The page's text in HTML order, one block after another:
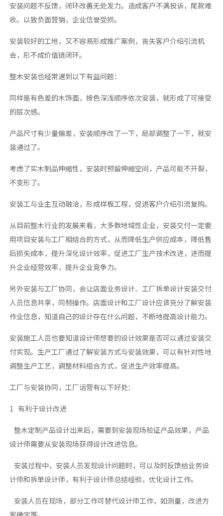
安装问题不反馈，闭环改善无处发力。造成客户不满投诉，尾款难
收。以致负面营销，企业信誉受损。
安装较好的工地，又不容易形成推广案例，丧失客户介绍引流机
会，形不成价值链闭环。
整木安装也经常遇到以下有益问题：
同样是有色差的木饰面，按色深浅顺序依次安装，就形成了可接受
的层次感。
产品尺寸有少量偏差，安装顺序改了一下，局部调整了一下，就安
装通过了。
考虑了实木制品伸缩性，安装时预留伸缩空间，产品可能不开裂，
不变形了。
安装工与业主互动融洽，形成样板工程，促进客户介绍引流复购。
从目前整木行业的发展来看，大多数地域性企业，安装交付一定要
用项目安装与工厂相结合的方式，从而降低生产供应成本，降低售
后损失成本，提升深化设计效率，促进工厂生产技术改进，进而提
升企业经营效率，提升企业竞争力。
另外安装与工厂协同，会让店面业务设计、工厂拆单设计安装交付
人员信息共享，同频操作。店面设计和工厂设计应该充分了解安装
作业信息，知道自己的设计存在什么问题，不断地提高设计能力。
安装施工人员也要知道设计师想要的设计效果是否可以通过安装交
付实现。生产工厂通过了解安装方式与安装效果，可以有针对性地
调整生产工艺，调整材料组合方式，促进生产效率提高。
工厂与安装协同，工厂运营有以下好处：
1 有利于设计改进
整木定制产品设计出来后，需要到安装现场验证产品效果，产品
设计师需要从安装现场获得设计改进信息。
安装过程中，安装人员发现设计问题时，可以及时反馈给业务设
计师和拆单设计师，有利于设计师总结经验，优化设计工作。
安装人员在现场，部分工作可替代设计师工作，如测量，改进方